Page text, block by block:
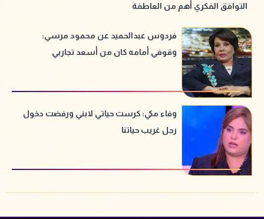
التوافق الفكري أهم من العاطفة
فردوس عبدالحميد عن محمود مرسي:
وقوفي أمامه كان من أسعد تجاربي
وفاء مكي: كرست حياتي لابني ورفضت دخول
رجل غريب حياتنا